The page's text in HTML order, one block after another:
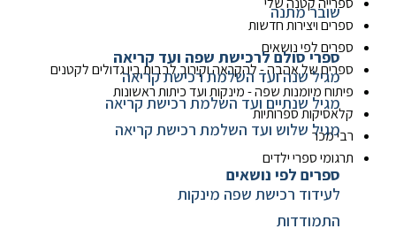
ספרים ויצירות חדשות
ספרים לפי נושאים
ספרים של אהבה - להקראה וקירוב לבבות בין גדולים לקטנים
פיתוח מיומנות שפה - מינקות ועד כיתות ראשונות
קלאסיקות ספרותיות
רבי מכר
תרגומי ספרי ילדים
שובר מתנה
ספרי סולם לרכישת שפה ועד קריאה
מגיל שנה ועד השלמת רכישת קריאה
מגיל שנתיים ועד השלמת רכישת קריאה
מגיל שלוש ועד השלמת רכישת קריאה
ספרים לפי נושאים
לעידוד רכישת שפה מינקות
התמודדות